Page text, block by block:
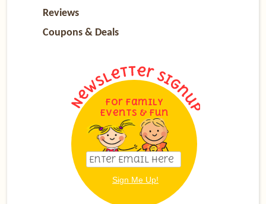
Reviews
Coupons & Deals
For Family
Events & Fun